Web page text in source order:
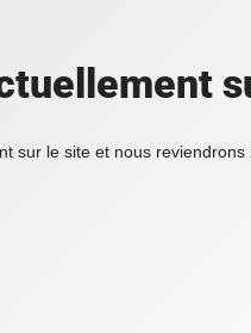
sur le site et nous reviendrons